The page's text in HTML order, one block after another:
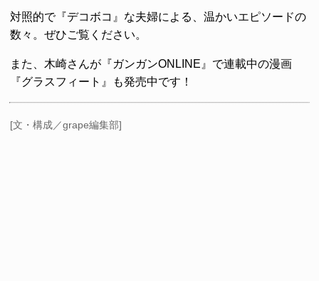
対照的で『デコボコ』な夫婦による、温かいエピソードの
数々。ぜひご覧ください。
また、木崎さんが『ガンガンONLINE』で連載中の漫画
『グラスフィート』も発売中です！
[文・構成／grape編集部]